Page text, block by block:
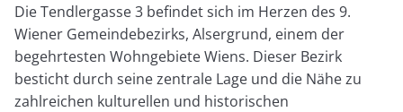
Die Tendlergasse 3 befindet sich im Herzen des 9.
Wiener Gemeindebezirks, Alsergrund, einem der
begehrtesten Wohngebiete Wiens. Dieser Bezirk
besticht durch seine zentrale Lage und die Nähe zu
zahlreichen kulturellen und historischen